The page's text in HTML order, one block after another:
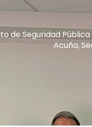
de Seguridad
Acuña,